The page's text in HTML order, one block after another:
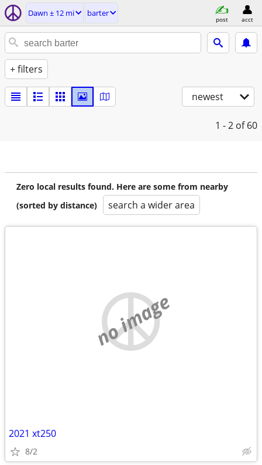
Dawn ± 12 mi barter
post acct
+ filters
newest
1 - 2 of 60
Zero local results found. Here are some from nearby
(sorted by distance)
search a wider area
no image
2021 xt250
8/2